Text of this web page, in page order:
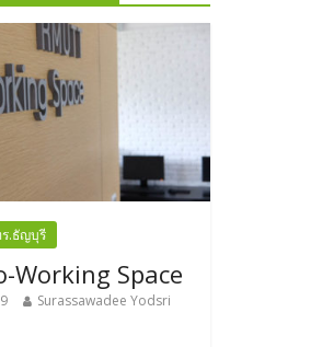
.ธัญบุรี
Working Space
Surassawadee Yodsri